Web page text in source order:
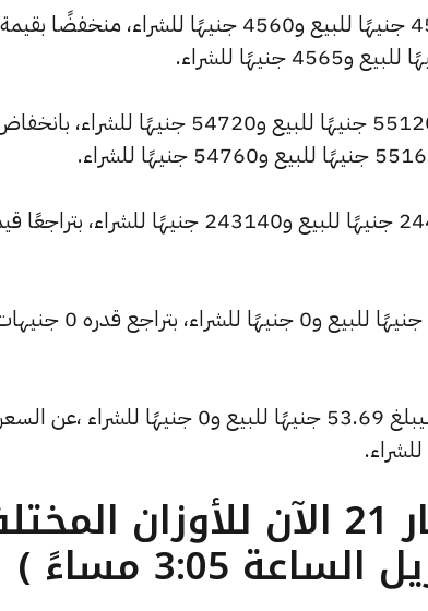
كما شهد سعر الجنيه الذهب انخفاضًا ليصبح 55120 جنيهًا للبيع و54720 جنيهًا للشراء،
وانخفض سعر الأونصة بالجنيه ليصل إلى 244920 جنيهًا للبيع و243140 جنيهًا للشراء،
وتراجع سعر الأونصة بالدولار ليسجل 4561.63 جنيهًا
وشهد سعر دولار الصاغة تراجعًا بقيمة 0 جنيهًا ليبلغ 53.69 جنيهًا للبيع و0 جنيهًا للشراء ،عن السعر
ما هو سعر الذهب عيار 21 الآن للأوزان